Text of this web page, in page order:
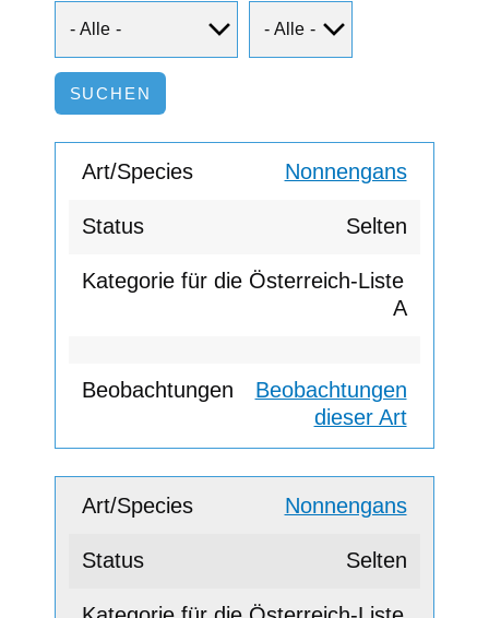
Nonnengans
Selten
A
Beobachtungen
dieser Art
Nonnengans
Selten